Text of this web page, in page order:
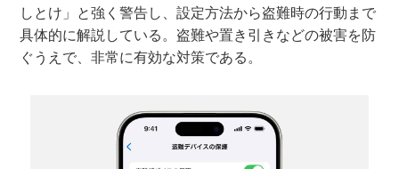
しとけ」と強く警告し、設定方法から盗難時の行動まで
具体的に解説している。盗難や置き引きなどの被害を防
ぐうえで、非常に有効な対策である。